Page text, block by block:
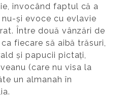
invocând faptul că a
și evoce cu evlavie
Între două vânzări de
fiecare să aibă trăsuri,
și papucii pictați,
(care nu visa la
un almanah în